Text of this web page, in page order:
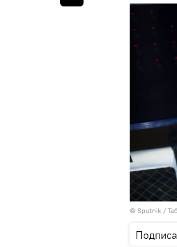
© Sputnik /